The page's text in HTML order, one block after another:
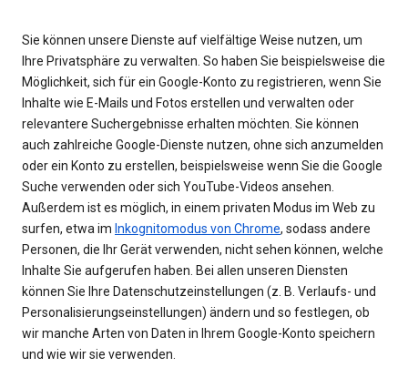
Sie können unsere Dienste auf vielfältige Weise nutzen, um
Ihre Privatsphäre zu verwalten. So haben Sie beispielsweise die
Möglichkeit, sich für ein Google-Konto zu registrieren, wenn Sie
Inhalte wie E-Mails und Fotos erstellen und verwalten oder
relevantere Suchergebnisse erhalten möchten. Sie können
auch zahlreiche Google-Dienste nutzen, ohne sich anzumelden
oder ein Konto zu erstellen, beispielsweise wenn Sie die Google
Suche verwenden oder sich YouTube-Videos ansehen.
Außerdem ist es möglich, in einem privaten Modus im Web zu
surfen, etwa im Inkognitomodus von Chrome, sodass andere
Personen, die Ihr Gerät verwenden, nicht sehen können, welche
Inhalte Sie aufgerufen haben. Bei allen unseren Diensten
können Sie Ihre Datenschutzeinstellungen (z. B. Verlaufs- und
Personalisierungseinstellungen) ändern und so festlegen, ob
wir manche Arten von Daten in Ihrem Google-Konto speichern
und wie wir sie verwenden.